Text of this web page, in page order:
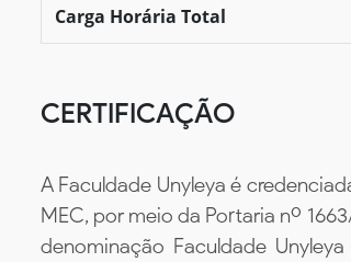
Carga Horária Total
CERTIFICAÇÃO
A Faculdade Unyleya é
MEC, por meio da Portaria nº
denominação Faculdade